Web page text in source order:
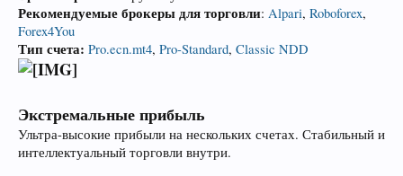
Рекомендуемые брокеры для торговли: Alpari, Roboforex,
Forex4You
Тип счета: Pro.ecn.mt4, Pro-Standard, Classic NDD
Экстремальные прибыль
Ультра-высокие прибыли на нескольких счетах. Стабильный и
интеллектуальный торговли внутри.